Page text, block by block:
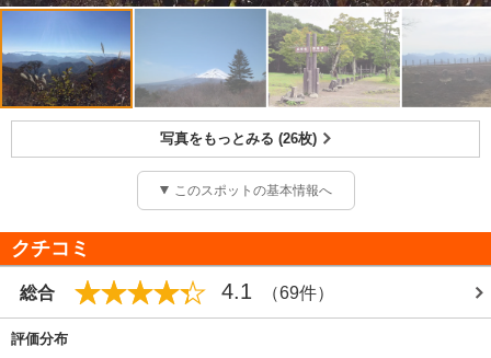
写真をもっとみる (26枚)
このスポットの基本情報へ
クチコミ
総合 4.1 （69件）
評価分布